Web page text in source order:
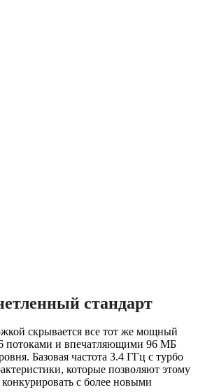
стандарт
скрывается все тот же мощный
потоками и впечатляющими 96 МБ
Базовая частота 3.4 ГГц с турбо
которые позволяют этому
с более новыми